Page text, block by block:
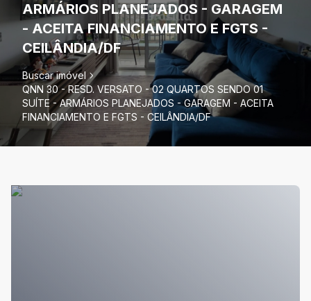
ARMÁRIOS PLANEJADOS - GARAGEM
- ACEITA FINANCIAMENTO E FGTS -
CEILÂNDIA/DF
Buscar imóvel
QNN 30 - RESD. VERSATO - 02 QUARTOS SENDO 01
SUÍTE - ARMÁRIOS PLANEJADOS - GARAGEM - ACEITA
FINANCIAMENTO E FGTS - CEILÂNDIA/DF